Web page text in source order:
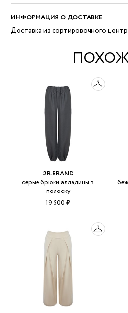
ИНФОРМАЦИЯ О ДОСТАВКЕ
Доставка из сортировочного
2R.BRAND
серые брюки алладины в
полоску
19 500 ₽